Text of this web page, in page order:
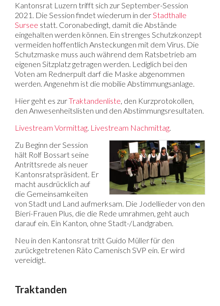
Kantonsrat Luzern trifft sich zur September-Session
2021. Die Session findet wiederum in derStadthalle
Sursee statt. Coronabedingt, damit die Abstände
eingehalten werden können. Ein strenges Schutzkonzept
vermeiden hoffentlich Ansteckungen mit dem Virus. Die
Schutzmaske muss auch während dem Ratsbetrieb am
eigenen Sitzplatz getragen werden. Lediglich bei den
Voten am Rednerpult darf die Maske abgenommen
werden. Angenehm ist die mobilie Abstimmungsanlage.
Hier geht es zurTraktandenliste, den Kurzprotokollen,
den Anwesenheitslisten und den Abstimmungsresultaten.
Livestream Vormittag. Livestream Nachmittag.
Zu Beginn der Session
hält Rolf Bossart seine
Antrittsrede als neuer
Kantonsratspräsident. Er
macht ausdrücklich auf
die Gemeinsamkeiten
von Stadt und Land aufmerksam. Die Jodellieder von den
Bieri-Frauen Plus, die die Rede umrahmen, geht auch
darauf ein. Ein Kanton, ohne Stadt-/Landgraben.
Neu in den Kantonsrat tritt Guido Müller für den
zurückgetretenen Räto Camenisch SVP ein. Er wird
vereidigt.
Traktanden